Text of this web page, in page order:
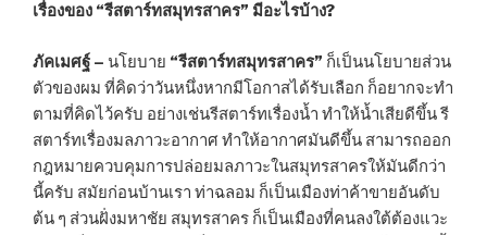
เรื่องของ “รีสตาร์ทสมุทรสาคร” มีอะไรบ้าง?
ภัคเมศฐ์ – นโยบาย “รีสตาร์ทสมุทรสาคร” ก็เป็นนโยบายส่วน
ตัวของผม ที่คิดว่าวันหนึ่งหากมีโอกาสได้รับเลือก ก็อยากจะทำ
ตามที่คิดไว้ครับ อย่างเช่นรีสตาร์ทเรื่องน้ำ ทำให้น้ำเสียดีขึ้น รี
สตาร์ทเรื่องมลภาวะอากาศ ทำให้อากาศมันดีขึ้น สามารถออก
กฎหมายควบคุมการปล่อยมลภาวะในสมุทรสาครให้มันดีกว่า
นี้ครับ สมัยก่อนบ้านเรา ท่าฉลอม ก็เป็นเมืองท่าค้าขายอันดับ
ต้น ๆ ส่วนฝั่งมหาชัย สมุทรสาคร ก็เป็นเมืองที่คนลงใต้ต้องแวะ